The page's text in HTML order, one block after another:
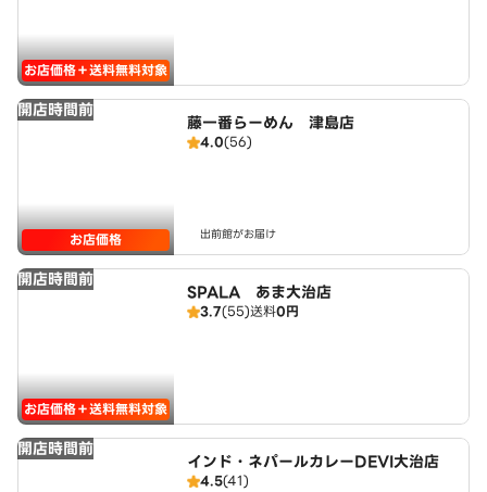
お店価格＋送料無料対象
開店時間前
お店価格
藤一番らーめん 津島店
4.0(56)
出前館がお届け
開店時間前
お店価格＋送料無料対象
SPALA あま大治店
3.7(55)送料0円
開店時間前
インド・ネパールカレーDEVI大治店
4.5(41)